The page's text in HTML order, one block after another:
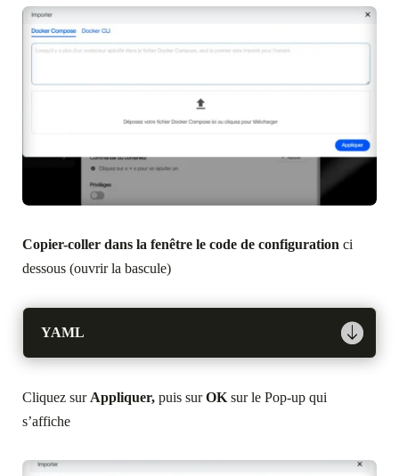
Copier-coller dans la fenêtre le code de configuration ci
dessous (ouvrir la bascule)
YAML
Cliquez sur Appliquer, puis sur OK sur le Pop-up qui
s’affiche